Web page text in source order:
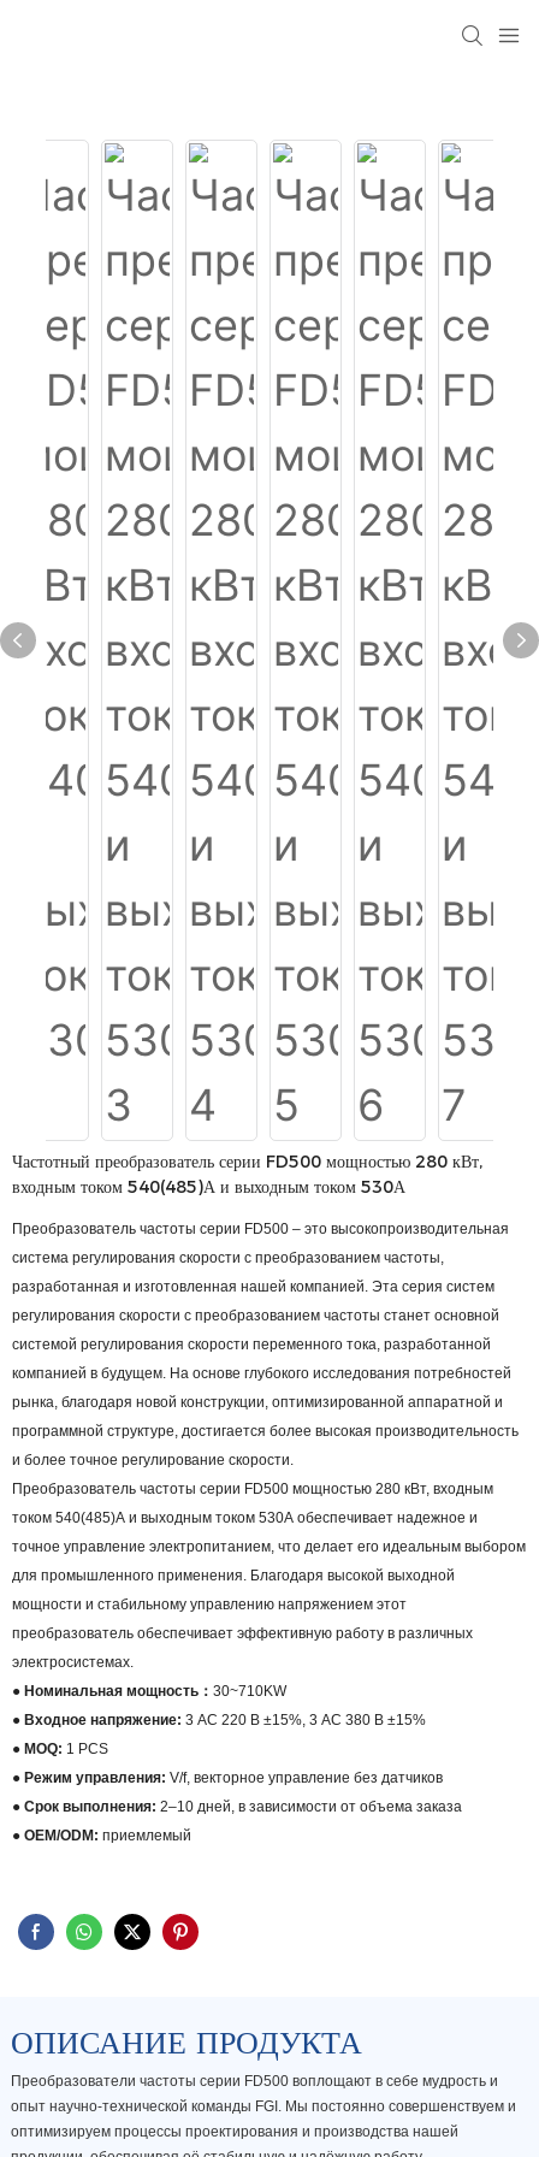
Частотный преобразователь серии FD500 мощностью 280 кВт,
входным током 540(485)А и выходным током 530А
Преобразователь частоты серии FD500 – это высокопроизводительная
система регулирования скорости с преобразованием частоты,
разработанная и изготовленная нашей компанией. Эта серия систем
регулирования скорости с преобразованием частоты станет основной
системой регулирования скорости переменного тока, разработанной
компанией в будущем. На основе глубокого исследования потребностей
рынка, благодаря новой конструкции, оптимизированной аппаратной и
программной структуре, достигается более высокая производительность
и более точное регулирование скорости.
Преобразователь частоты серии FD500 мощностью 280 кВт, входным
током 540(485)А и выходным током 530А обеспечивает надежное и
точное управление электропитанием, что делает его идеальным выбором
для промышленного применения. Благодаря высокой выходной
мощности и стабильному управлению напряжением этот
преобразователь обеспечивает эффективную работу в различных
электросистемах.
● Номинальная мощность： 30~710KW
● Входное напряжение: 3 AC 220 В ±15%, 3 AC 380 В ±15%
● MOQ: 1 PCS
● Режим управления: V/f, векторное управление без датчиков
● Срок выполнения: 2–10 дней, в зависимости от объема заказа
● OEM/ODM: приемлемый
ОПИСАНИЕ ПРОДУКТА
Преобразователи частоты серии FD500 воплощают в себе мудрость и
опыт научно-технической команды FGI. Мы постоянно совершенствуем и
оптимизируем процессы проектирования и производства нашей